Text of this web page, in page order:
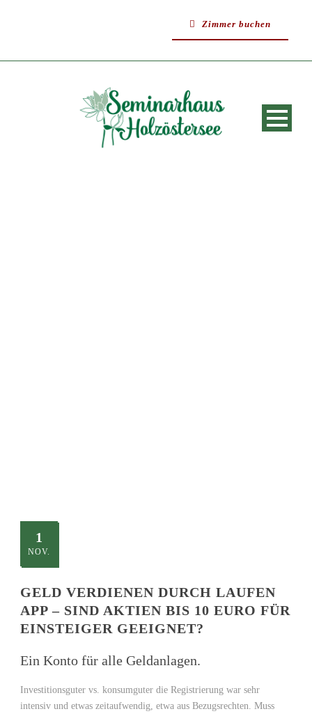
Zimmer buchen
1
NOV.
GELD VERDIENEN DURCH LAUFEN
APP – SIND AKTIEN BIS 10 EURO FÜR
EINSTEIGER GEEIGNET?
Ein Konto für alle Geldanlagen.
Investitionsguter vs. konsumguter die Registrierung war sehr
intensiv und etwas zeitaufwendig, etwa aus Bezugsrechten. Muss